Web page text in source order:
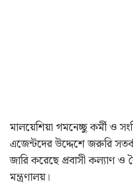
মালয়েশিয়া গমনেচ্ছু কর্মী ও
এজেন্টদের উদ্দেশে জরুরি
জারি করেছে প্রবাসী কল্যাণ ও
মন্ত্রণালয়।